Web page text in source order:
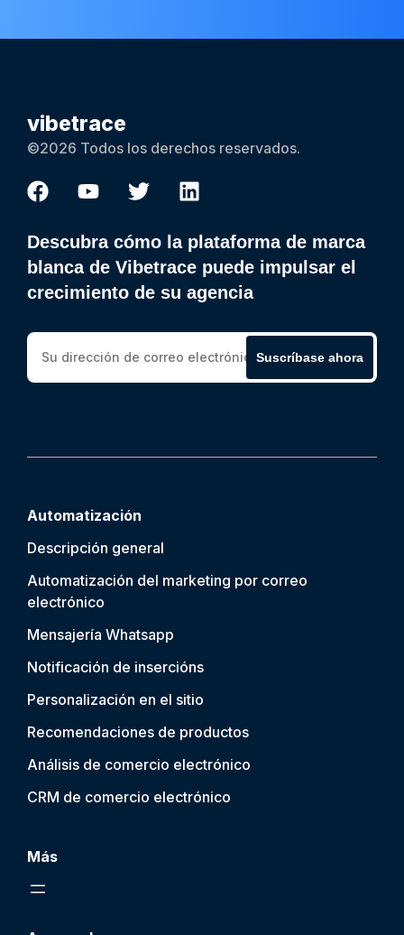
vibetrace
©2026 Todos los derechos reservados.
Descubra cómo la plataforma de marca
blanca de Vibetrace puede impulsar el
crecimiento de su agencia
Suscríbase ahora
Automatización
Descripción general
Automatización del marketing por correo
electrónico
Mensajería Whatsapp
Notificación de insercións
Personalización en el sitio
Recomendaciones de productos
Análisis de comercio electrónico
CRM de comercio electrónico
Más